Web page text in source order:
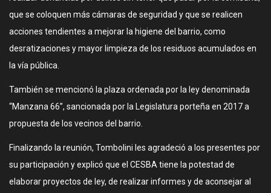
que se coloquen más cámaras de seguridad y que se realicen
acciones tendientes a mejorar la higiene del barrio, como
desratizaciones y mayor limpieza de los residuos acumulados en
la vía pública.
También se mencionó la plaza ordenada por la ley denominada
“Manzana 66”, sancionada por la Legislatura porteña en 2017 a
propuesta de los vecinos del barrio.
Finalizando la reunión, Tombolini les agradeció a los presentes por
su participación y explicó que el CESBA tiene la potestad de
elaborar proyectos de ley, de realizar informes y de aconsejar al